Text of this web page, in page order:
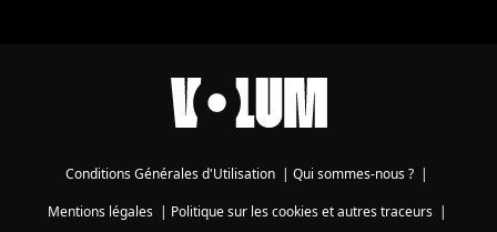
Conditions Générales d'Utilisation | Qui sommes-nous ? |
Mentions légales| Politique sur les cookies et autres traceurs|